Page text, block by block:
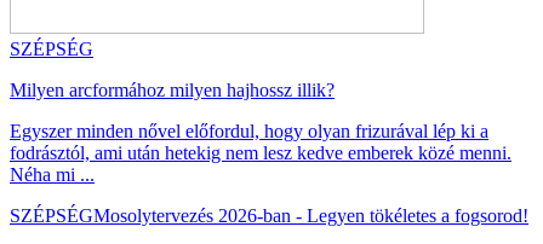
SZÉPSÉG
Milyen arcformához milyen hajhossz illik?
Egyszer minden nővel előfordul, hogy olyan frizurával lép ki a
fodrásztól, ami után hetekig nem lesz kedve emberek közé menni.
Néha mi ...
SZÉPSÉGMosolytervezés 2026-ban - Legyen tökéletes a fogsorod!